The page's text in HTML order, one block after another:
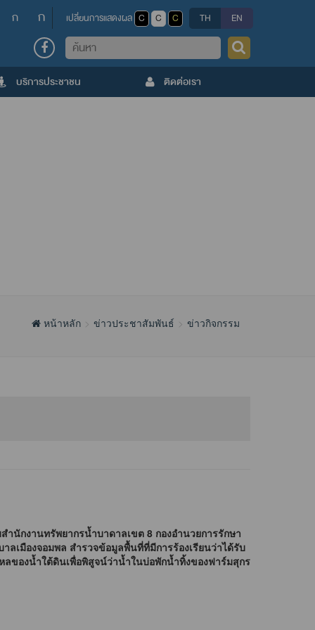
ก ก เปลี่ยนการแสดงผล C C C TH EN
ค้นหา
บริการประชาชน ติดต่อเรา
หน้าหลัก ข่าวประชาสัมพันธ์ ข่าวกิจกรรม
งานทรัพยากรน้ำบาดาลเขต 8 กองอำนวยการรักษา
เมืองจอมพล สำรวจข้อมูลพื้นที่ที่มีการร้องเรียนว่าได้รับ
ลของน้ำใต้ดินเพื่อพิสูจน์ว่าน้ำในบ่อพักน้ำทิ้งของฟาร์มสุกร